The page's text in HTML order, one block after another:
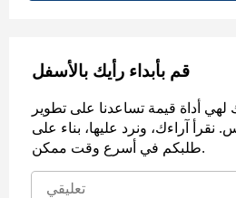
قم بأبداء رأيك بالأسفل
لهي أداة قيمة تساعدنا على تطوير
آراءك، ونرد عليها، بناء على
طلبكم في أسرع وقت ممكن.